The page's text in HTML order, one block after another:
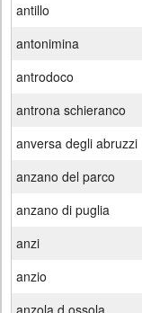
antillo
antonimina
antrodoco
antrona schieranco
anversa degli abruzzi
anzano del parco
anzano di puglia
anzi
anzio